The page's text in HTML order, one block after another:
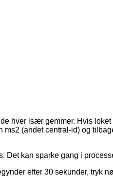
hver især gemmer. Hvis
ms2 (andet central-id) og
Det kan sparke gang i
efter 30 sekunder, tryk